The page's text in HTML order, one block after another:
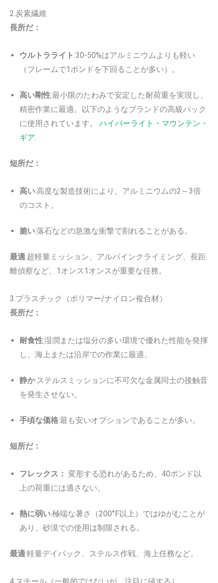
2.炭素繊維
長所だ：
ウルトラライト:30-50%はアルミニウムよりも軽い
（フレームで1ポンドを下回ることが多い）。
高い剛性:最小限のたわみで安定した耐荷重を実現し、
精密作業に最適。以下のようなブランドの高級パック
に使用されています。 ハイパーライト・マウンテン・
ギア.
短所だ：
高い:高度な製造技術により、アルミニウムの2～3倍
のコスト。
脆い:落石などの急激な衝撃で割れることがある。
最適:超軽量ミッション、アルパインクライミング、長距
離偵察など、1オンス1オンスが重要な任務。
3.プラスチック（ポリマー/ナイロン複合材）
長所だ：
耐食性:湿潤または塩分の多い環境で優れた性能を発揮
し、海上または沿岸での作業に最適。
静か:ステルスミッションに不可欠な金属同士の接触音
を発生させない。
手頃な価格:最も安いオプションであることが多い。
短所だ：
フレックス： 変形する恐れがあるため、40ポンド以
上の荷重には適さない。
熱に弱い:極端な暑さ（200°F以上）ではゆがむことが
あり、砂漠での使用は制限される。
最適:軽量デイパック、ステルス作戦、海上任務など。